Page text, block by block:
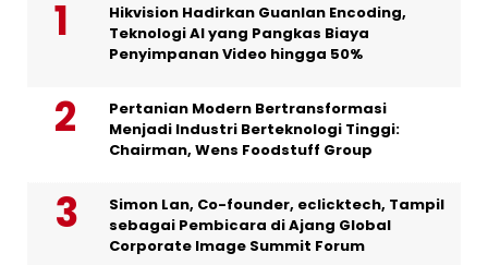
Hikvision Hadirkan Guanlan Encoding,
Teknologi AI yang Pangkas Biaya
Penyimpanan Video hingga 50%
Pertanian Modern Bertransformasi
Menjadi Industri Berteknologi Tinggi:
Chairman, Wens Foodstuff Group
Simon Lan, Co-founder, eclicktech, Tampil
sebagai Pembicara di Ajang Global
Corporate Image Summit Forum